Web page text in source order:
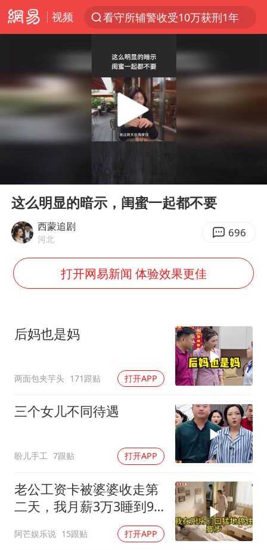
视频
看守所辅警收受10万获刑1年
台风白海豚进入48小时警戒线
中方回应是否在太平洋海底开采稀土
台风白海豚影响中国已成定局
五粮液渠道价一箱上涨近百元
宇树科技发行价格150.80元/股
80后女柜员逆袭成4200亿银行副行长
吉林一“温度计大楼”读数爆表
女子利用漏洞0元薅走3000多件家电
24小时不关空调 电费会更低吗
东方甄选被判赔偿江小白30万元
奋进开新局 实干挑大梁
Play
这么明显的暗示，闺蜜一起都不要
西蒙追剧
河北 696
打开网易新闻 体验效果更佳
后妈也是妈
两面包夹芋头 171跟贴 打开APP
三个女儿不同待遇
盼儿手工 7跟贴 打开APP
老公工资卡被婆婆收走第
二天，我月薪3万3睡到9
点没起来，婆婆推门问我
怎么没做早饭
阿芒娱乐说 15跟贴 打开APP